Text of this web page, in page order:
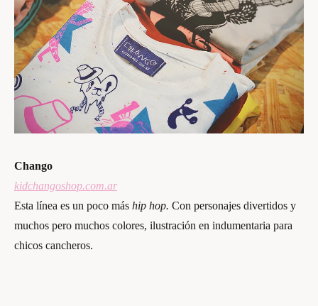
Chango
kidchangoshop.com.ar
Esta línea es un poco más hip hop. Con personajes divertidos y
muchos pero muchos colores, ilustración en indumentaria para
chicos cancheros.